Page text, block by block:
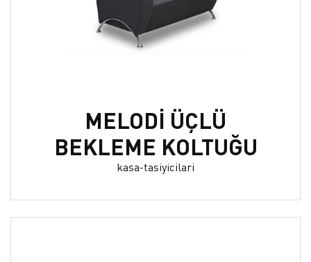
MELODİ ÜÇLÜ
BEKLEME KOLTUĞU
kasa-tasiyicilari